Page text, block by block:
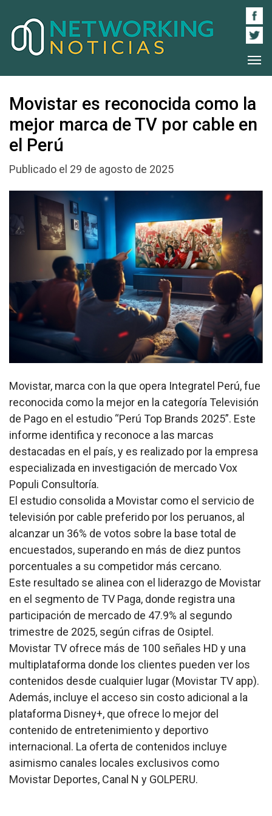
Movistar es reconocida como la
mejor marca de TV por cable en
el Perú
Publicado el 29 de agosto de 2025
Movistar, marca con la que opera Integratel Perú, fue
reconocida como la mejor en la categoría Televisión
de Pago en el estudio “Perú Top Brands 2025”. Este
informe identifica y reconoce a las marcas
destacadas en el país, y es realizado por la empresa
especializada en investigación de mercado Vox
Populi Consultoría.
El estudio consolida a Movistar como el servicio de
televisión por cable preferido por los peruanos, al
alcanzar un 36% de votos sobre la base total de
encuestados, superando en más de diez puntos
porcentuales a su competidor más cercano.
Este resultado se alinea con el liderazgo de Movistar
en el segmento de TV Paga, donde registra una
participación de mercado de 47.9% al segundo
trimestre de 2025, según cifras de Osiptel.
Movistar TV ofrece más de 100 señales HD y una
multiplataforma donde los clientes pueden ver los
contenidos desde cualquier lugar (Movistar TV app).
Además, incluye el acceso sin costo adicional a la
plataforma Disney+, que ofrece lo mejor del
contenido de entretenimiento y deportivo
internacional. La oferta de contenidos incluye
asimismo canales locales exclusivos como
Movistar Deportes, Canal N y GOLPERU.